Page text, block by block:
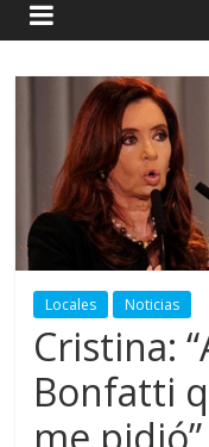
Locales Noticias
Cristina:
Bonfatti